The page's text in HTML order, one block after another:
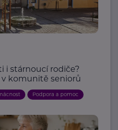
i stárnoucí rodiče?
komunitě seniorů
Podpora a pomoc